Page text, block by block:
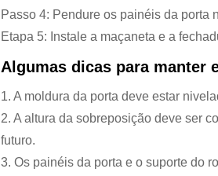
Passo 4: Pendure os painéis da porta
Etapa 5: Instale a maçaneta e a
Algumas dicas para manter
1. A moldura da porta deve estar
2. A altura da sobreposição deve ser
futuro.
3. Os painéis da porta e o suporte do